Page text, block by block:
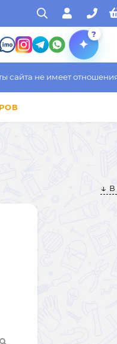
?
не имеет отношения
В